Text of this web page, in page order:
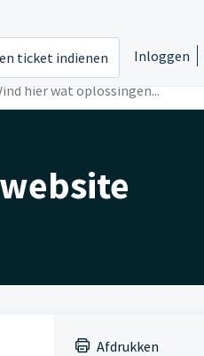
ticket indienen Inloggen
Afdrukken